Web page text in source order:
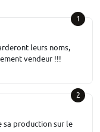
1
leurs noms,
vendeur !!!
2
sa production sur le